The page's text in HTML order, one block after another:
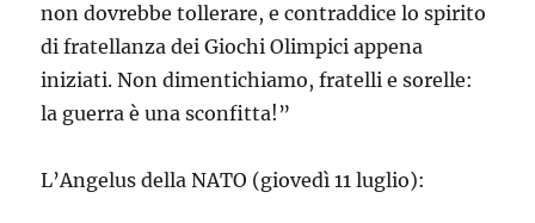
non dovrebbe tollerare, e contraddice lo spirito
di fratellanza dei Giochi Olimpici appena
iniziati. Non dimentichiamo, fratelli e sorelle:
la guerra è una sconfitta!”
L’Angelus della NATO (giovedì 11 luglio):